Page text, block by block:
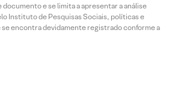
e se limita a apresentar a análise
Instituto de Pesquisas Sociais, políticas e
se encontra devidamente registrado conforme a